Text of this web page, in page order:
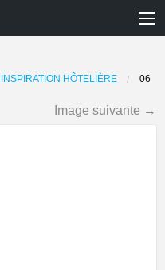
HÔTELIÈRE
06
Image suivante →